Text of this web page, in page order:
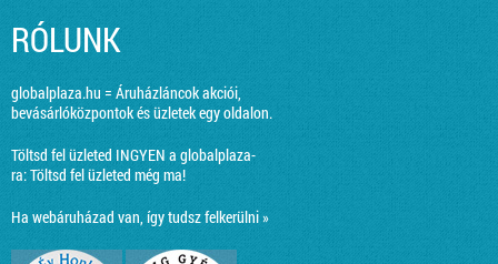
RÓLUNK
globalplaza.hu = Áruházláncok akciói,
bevásárlóközpontok és üzletek egy oldalon.
Töltsd fel üzleted INGYEN a globalplaza-
ra:Töltsd fel üzleted még ma!
Ha webáruházad van, így tudsz felkerülni »